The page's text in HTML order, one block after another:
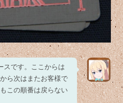
スです。ここからは
ら次はまたお客様で
この順番は戻らない